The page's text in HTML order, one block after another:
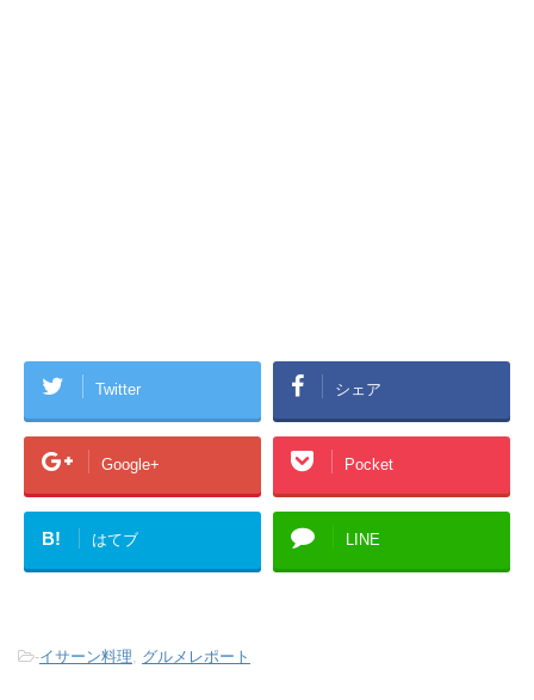
Twitter シェア
Google+ Pocket
B! はてブ LINE
-イサーン料理 グルメレポート